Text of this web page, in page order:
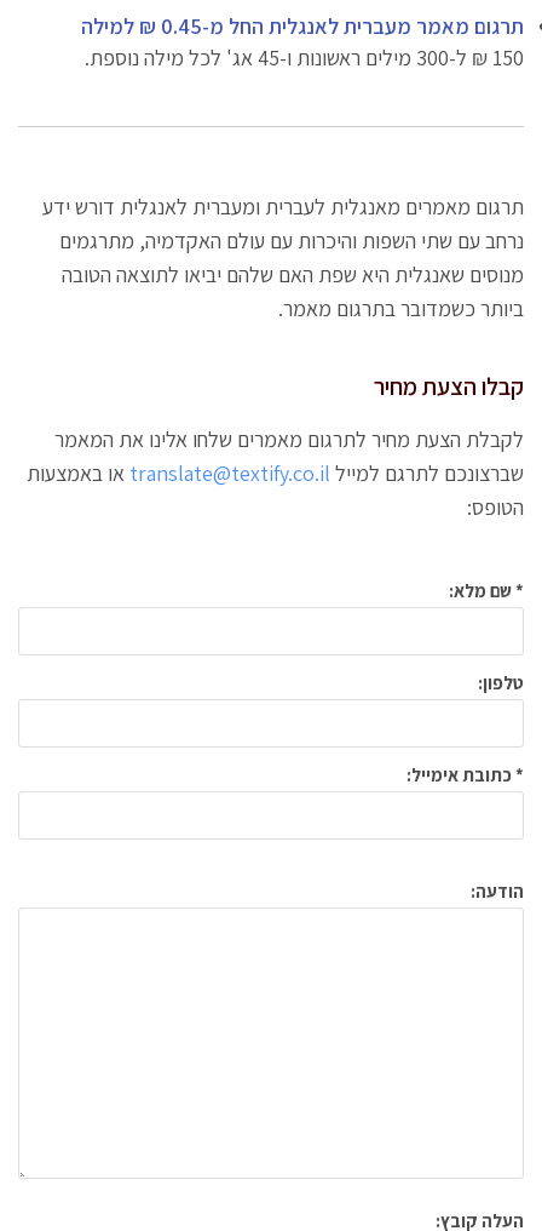
תרגום מאמר מעברית לאנגלית החל מ-0.45 ₪ למילה
150 ₪ ל-300 מילים ראשונות ו-45 אג' לכל מילה נוספת.
תרגום מאמרים מאנגלית לעברית ומעברית לאנגלית דורש ידע
נרחב עם שתי השפות והיכרות עם עולם האקדמיה, מתרגמים
מנוסים שאנגלית היא שפת האם שלהם יביאו לתוצאה הטובה
ביותר כשמדובר בתרגום מאמר.
קבלו הצעת מחיר
לקבלת הצעת מחיר לתרגום מאמרים שלחו אלינו את המאמר
שברצונכם לתרגם למייל translate@textify.co.il או באמצעות
הטופס:
* שם מלא:
טלפון:
* כתובת אימייל:
הודעה:
העלה קובץ: